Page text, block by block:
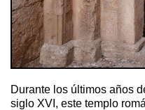
Durante los últimos años
siglo XVI, este templo